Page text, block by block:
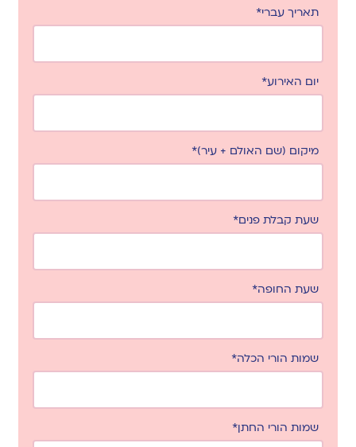
תאריך עברי*
יום האירוע*
מיקום (שם האולם + עיר)*
שעת קבלת פנים*
שעת החופה*
שמות הורי הכלה*
שמות הורי החתן*